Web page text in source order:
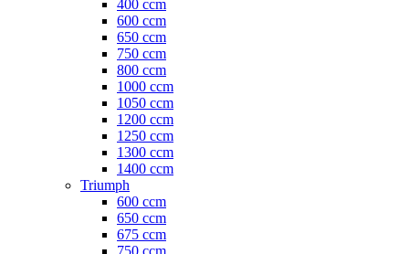
400 ccm
600 ccm
650 ccm
750 ccm
800 ccm
1000 ccm
1050 ccm
1200 ccm
1250 ccm
1300 ccm
1400 ccm
Triumph
600 ccm
650 ccm
675 ccm
750 ccm